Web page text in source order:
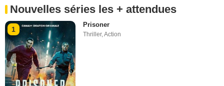
Nouvelles séries les + attendues
1
Prisoner
Thriller,Action